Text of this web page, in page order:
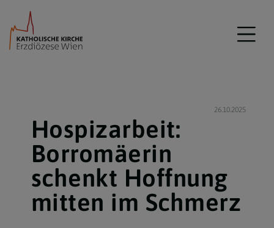
26.10.2025
Hospizarbeit:
Borromäerin
schenkt Hoffnung
mitten im Schmerz